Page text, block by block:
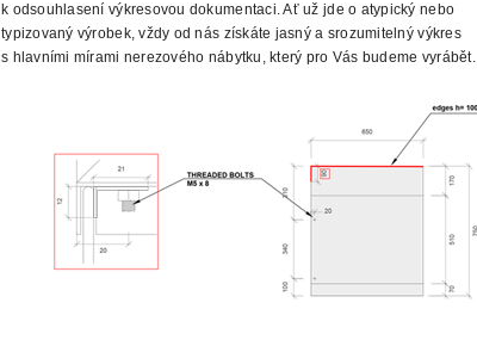
k odsouhlasení výkresovou dokumentaci. Ať už jde o atypický nebo
typizovaný výrobek, vždy od nás získáte jasný a srozumitelný výkres
s hlavními mírami nerezového nábytku, který pro Vás budeme vyrábět.